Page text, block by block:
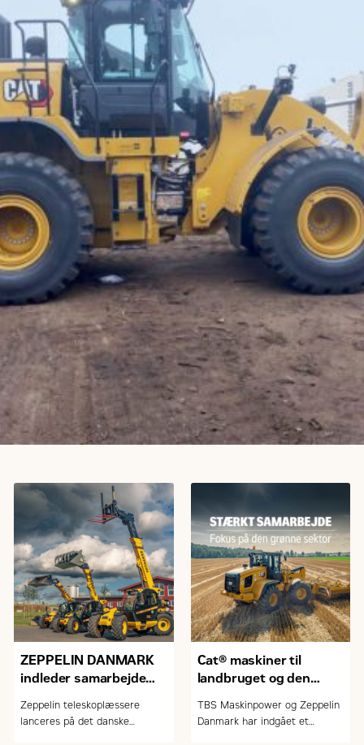
ZEPPELIN DANMARK
indleder samarbejde
teleskoplæssere
Zeppelin teleskoplæssere
lanceres på det danske
Cat® maskiner til
landbruget og den
TBS Maskinpower og Zeppelin
Danmark har indgået et